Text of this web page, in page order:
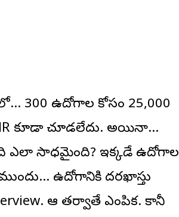
300 ఉద్యోగాల కోసం 25,000
కూడా చూడలేదు. అయినా…
ఎలా సాధ్యమైంది? ఇక్కడే ఉద్యోగాల
ఉద్యోగానికి దరఖాస్తు
ఆ తర్వాతే ఎంపిక. కానీ